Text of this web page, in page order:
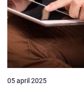
05 april 2025